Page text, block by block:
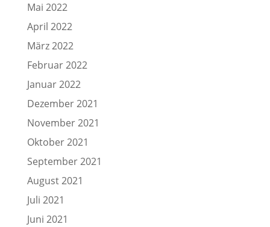
Mai 2022
April 2022
März 2022
Februar 2022
Januar 2022
Dezember 2021
November 2021
Oktober 2021
September 2021
August 2021
Juli 2021
Juni 2021